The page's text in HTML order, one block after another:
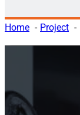
Home Project